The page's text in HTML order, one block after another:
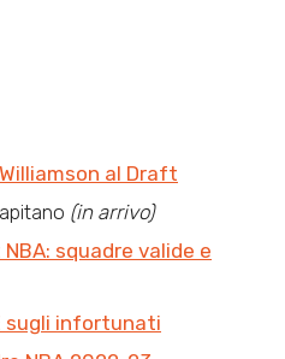
al Draft
(in arrivo)
squadre valide e
sugli infortunati